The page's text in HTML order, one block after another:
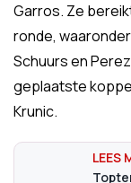
Garros. Ze
ronde,
Schuurs en
geplaatste
Krunic.